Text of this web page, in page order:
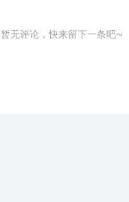
暂无评论，快来留下一条吧~